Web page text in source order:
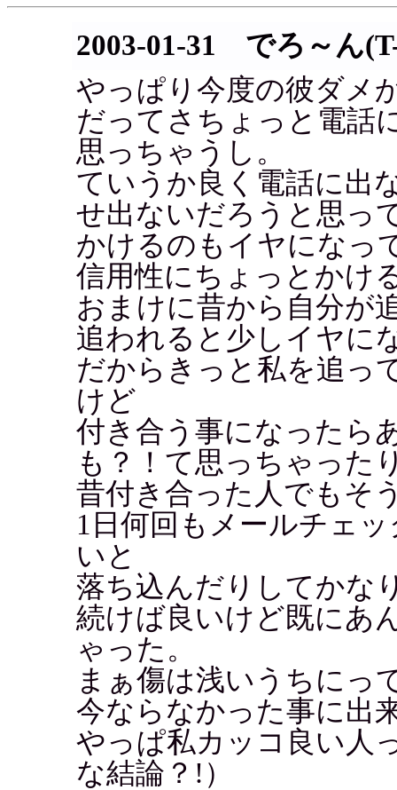
2003-01-31 でろ～ん
やっぱり今度の彼ダメ
だってさちょっと電話
思っちゃうし。
ていうか良く電話に出
せ出ないだろうと思っ
かけるのもイヤになっ
信用性にちょっとかけ
おまけに昔から自分が
追われると少しイヤに
だからきっと私を追っ
けど
付き合う事になったら
も？！て思っちゃった
昔付き合った人でもそ
1日何回もメールチェ
いと
落ち込んだりしてかな
続けば良いけど既にあ
ゃった。
まぁ傷は浅いうちにっ
今ならなかった事に出
やっぱ私カッコ良い人
な結論？!）